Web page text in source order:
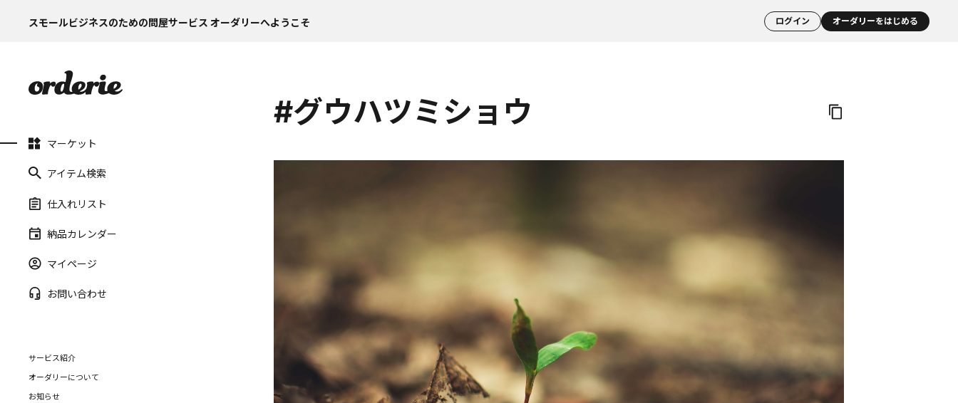
スモールビジネスのための問屋サービス オーダリーへようこそ ログイン オーダリーをはじめる
マーケット
アイテム検索
仕入れリスト
納品カレンダー
マイページ
お問い合わせ
サービス紹介
オーダリーについて
お知らせ
#グウハツミショウ